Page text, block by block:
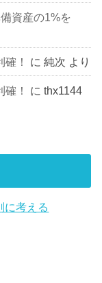
資産の1%を
！ に純次 より
！ にthx1144
に考える